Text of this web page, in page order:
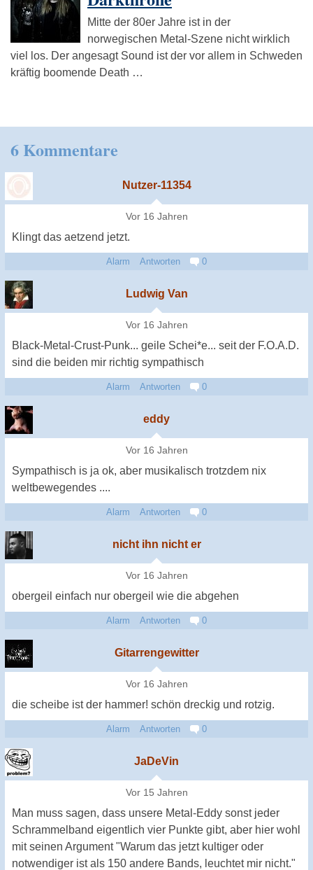
Mitte der 80er Jahre ist in der
norwegischen Metal-Szene nicht wirklich
viel los. Der angesagt Sound ist der vor allem in Schweden
kräftig boomende Death …
6 Kommentare
Nutzer-11354
Vor 16 Jahren
Klingt das aetzend jetzt.
Alarm Antworten 0
Ludwig Van
Vor 16 Jahren
Black-Metal-Crust-Punk... geile Schei*e... seit der F.O.A.D.
sind die beiden mir richtig sympathisch
Alarm Antworten 0
eddy
Vor 16 Jahren
Sympathisch is ja ok, aber musikalisch trotzdem nix
weltbewegendes ....
Alarm Antworten 0
nicht ihn nicht er
Vor 16 Jahren
obergeil einfach nur obergeil wie die abgehen
Alarm Antworten 0
Gitarrengewitter
Vor 16 Jahren
die scheibe ist der hammer! schön dreckig und rotzig.
Alarm Antworten 0
JaDeVin
Vor 15 Jahren
Man muss sagen, dass unsere Metal-Eddy sonst jeder
Schrammelband eigentlich vier Punkte gibt, aber hier wohl
mit seinen Argument "Warum das jetzt kultiger oder
notwendiger ist als 150 andere Bands, leuchtet mir nicht."